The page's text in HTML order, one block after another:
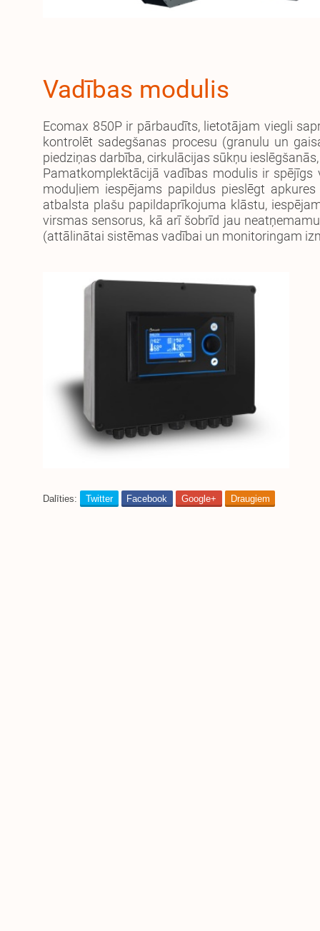
Vadības modulis
Ecomax 850P ir pārbaudīts, lietotājam viegli
kontrolēt sadegšanas procesu (granulu un
piedziņas darbība, cirkulācijas sūkņu
Pamatkomplektācijā vadības modulis ir
moduļiem iespējams papildus pieslēgt
atbalsta plašu papildaprīkojuma klāstu,
virsmas sensorus, kā arī šobrīd jau
(attālinātai sistēmas vadībai un monitoringam
Dalīties: Twitter Facebook Google+ Draugiem